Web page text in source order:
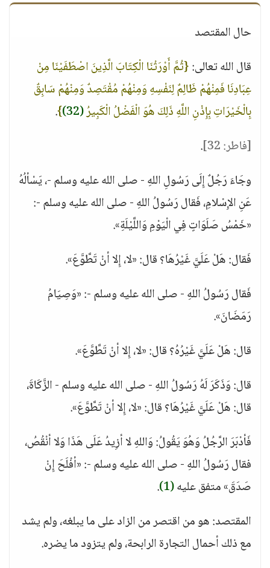
حال المقتصد
قال الله تعالى:{ثُمَّ أَوْرَثْنَا الْكِتَابَ الَّذِينَ اصْطَفَيْنَا مِنْ
عِبَادِنَا فَمِنْهُمْ ظَالِمٌ لِنَفْسِهِ وَمِنْهُمْ مُقْتَصِدٌ وَمِنْهُمْ سَابِقٌ
بِالْخَيْرَاتِ بِإِذْنِ اللَّهِ ذَلِكَ هُوَ الْفَضْلُ الْكَبِيرُ(32)
}
.
[فاطر: 32]
.
وجَاءَ رَجُلٌ إِلَى رَسُولِ اللهِ - صلى الله عليه وسلم -، يَسْألُهُ
عَنِ الإِسْلامِ، فَقال رَسُولُ اللهِ - صلى الله عليه وسلم -:
«خَمْسُ صَلَوَاتٍ فِي الْيَوْمِ وَاللَّيْلَةِ».
فَقال: هَلْ عَلَيَّ غَيْرُهَا؟ قال: «لا، إِلا أنْ تَطَّوَّعَ».
فَقال رَسُولُ اللهِ - صلى الله عليه وسلم -: «وَصِيَامُ
رَمَضَانَ».
قال: هَلْ عَلَيَّ غَيْرُهُ؟ قال: «لا، إِلا أنْ تَطَّوَّعَ».
قال: وَذَكَرَ لَهُ رَسُولُ اللهِ - صلى الله عليه وسلم - الزَّكَاةَ،
قال: هَلْ عَلَيَّ غَيْرُهَا؟ قال: «لا، إِلا أنْ تَطَّوَّعَ».
فَأدْبَرَ الرَّجُلُ وَهُوَ يَقُولُ: وَاللهِ لا أزِيدُ عَلَى هَذَا وَلا أنْقُصُ،
فقال رَسُولُ اللهِ - صلى الله عليه وسلم -: «أفْلَحَ إِنْ
صَدَقَ» متفق عليه(1)
.
المقتصد: هو من اقتصر من الزاد على ما يبلغه، ولم يشد
مع ذلك أحمال التجارة الرابحة، ولم يتزود ما يضره.